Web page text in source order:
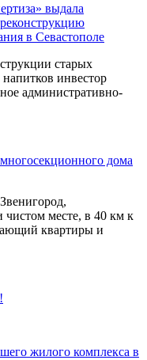
выдала
в Севастополе
старых
инвестор
административно-
дома
чистом месте, в 40 км к
квартиры и
жилого комплекса в